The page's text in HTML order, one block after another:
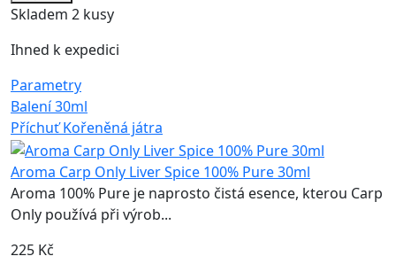
Skladem 2 kusy
Ihned k expedici
Parametry
Balení30ml
Příchuť Kořeněná játra
Aroma Carp Only Liver Spice 100% Pure 30ml
Aroma 100% Pure je naprosto čistá esence, kterou Carp
Only používá při výrob...
225 Kč